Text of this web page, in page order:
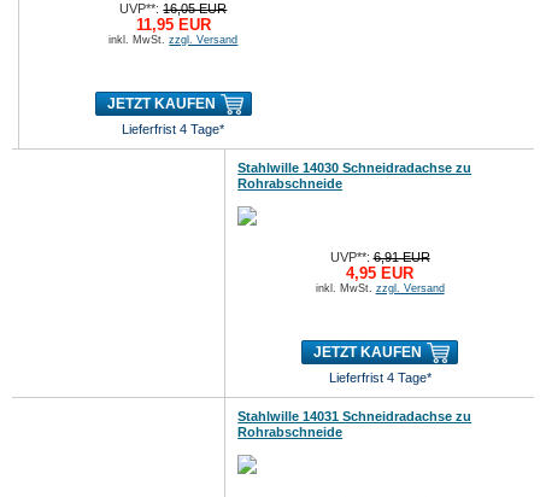
UVP**:16,05 EUR
11,95 EUR
inkl. MwSt.zzgl. Versand
JETZT KAUFEN
Lieferfrist 4 Tage*
Stahlwille 14030 Schneidradachse zu
Rohrabschneide
UVP**:6,91 EUR
4,95 EUR
inkl. MwSt. zzgl. Versand
JETZT KAUFEN
Lieferfrist 4 Tage*
Stahlwille 14031 Schneidradachse zu
Rohrabschneide